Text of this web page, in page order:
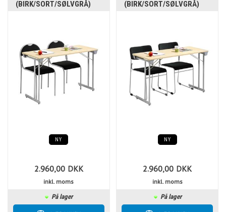
(BIRK/SORT/SØLVGRÅ)
NY
2.960,00 DKK
inkl. moms
På lager
(BIRK/SORT/SØLVGRÅ)
NY
2.960,00 DKK
inkl. moms
På lager